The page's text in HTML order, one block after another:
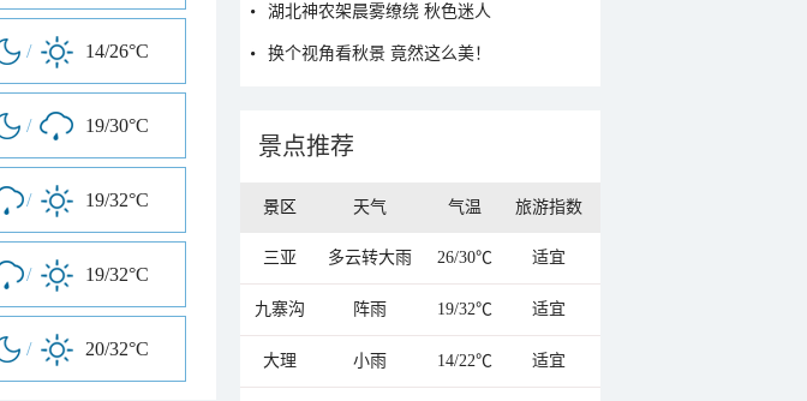
/ 14/26°C
/ 19/30°C
/ 19/32°C
/ 19/32°C
/ 20/32°C
湖北神农架晨雾缭绕 秋色迷人
换个视角看秋景 竟然这么美！
景点推荐
景区 天气 气温 旅游指数
三亚 多云转大雨 26/30℃ 适宜
九寨沟 阵雨 19/32℃ 适宜
大理 小雨 14/22℃ 适宜